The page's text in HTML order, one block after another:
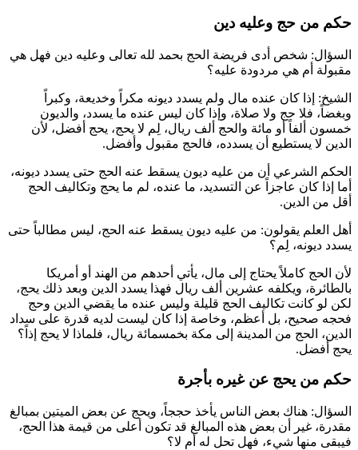
حكم من حج وعليه دين
السؤال: شخص أدى فريضة الحج بحمد لله تعالى وعليه دين فهل هي
مقبولة أم هي مردودة عليه؟
الشيخ: إذا كان عنده مال ولم يسدد ديونه مكراً وخديعة، وكبراً
وبغضاً، فلا حج ولا صلاة، وإذا كان ليس عنده ما يسدد، والديون
خمسون ألفاً أو مائة والحج ألف ريال، لِم لا يحج، يحج أفضل، لأن
الدين لا يستطيع أن يسدده، فالحج مقبول وأفضل.
الحكم الشرعي أن من عليه ديون يسقط عنه الحج حتى يسدد ديونه،
أما إذا كان عاجزاً عن التسديد، ما عنده، لم ما يحج وتكاليف الحج
أقل من الدين.
أهل العلم يقولون: من عليه ديون يسقط عنه الحج، ليس مطالباً حتى
يسدد ديونه، لِم؟
لأن الحج كاملاً يحتاج إلى مال، يأتي أحدهم من الهند أو أمريكا
بالطائرة، ويكلفه عشرين ألف ريال فهذا يسدد الدين وبعد ذلك يحج،
لكن لو كانت تكاليف الحج قليلة وليس عنده ما يقضي الدين وحج
فحجه صحيح، بل أعظم، وخاصة إذا كان ليست لديه قدرة على سداد
الدين، الحج من المدينة إلى مكة بخمسمائة ريال، فلماذا لا يحج إذاً؟
يحج أفضل.
حكم من يحج عن غيره بأجرة
السؤال: هناك بعض الناس يأخذ حججاً، ويحج عن بعض الميتين بمبالغ
مقدرة، غير أن بعض هذه المبالغ قد تكون أعلى من قيمة هذا الحج،
فيبقى منها شيء، فهل تحل له أم لا؟